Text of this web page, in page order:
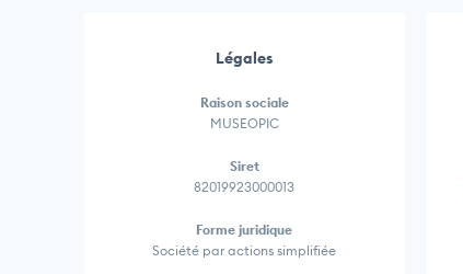
Légales
Raison sociale
MUSEOPIC
Siret
82019923000013
Forme juridique
Société par actions simplifiée